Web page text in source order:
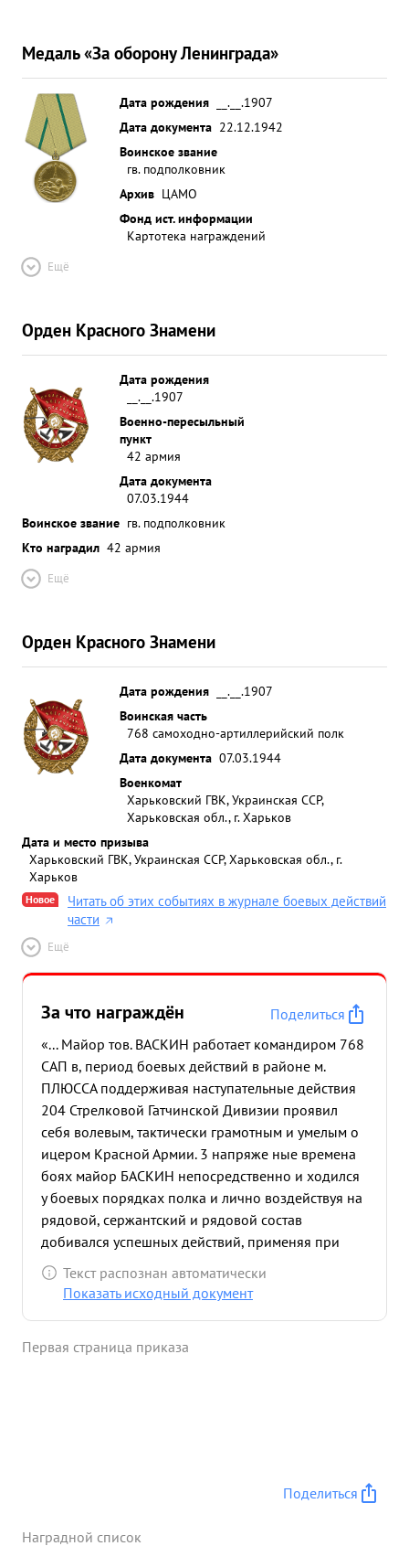
Медаль «За оборону Ленинграда»
Дата рождения
__.__.1907
Дата документа 22.12.1942
Воинское звание
гв. подполковник
Архив ЦАМО
Фонд ист. информации
Картотека награждений
Ещё
Орден Красного Знамени
Дата рождения
__.__.1907
Военно-пересыльный
пункт
42 армия
Дата документа
07.03.1944
Воинское звание гв. подполковник
Кто наградил 42 армия
Ещё
Орден Красного Знамени
Дата рождения
__.__.1907
Воинская часть
768 самоходно-артиллерийский полк
Дата документа 07.03.1944
Военкомат
Харьковский ГВК, Украинская ССР,
Харьковская обл., г. Харьков
Дата и место призыва
Харьковский ГВК, Украинская ССР, Харьковская обл., г.
Харьков
Новое
Читать об этих событиях в журнале боевых действий
части
Ещё
За что награждён
Поделиться
«... Майор тов. ВАСКИН работает командиром 768
САП в, период боевых действий в районе м.
ПЛЮССА поддерживая наступательные действия
204 Стрелковой Гатчинской Дивизии проявил
себя волевым, тактически грамотным и умелым о
ицером Красной Армии. 3 напряже ные времена
боях майор БАСКИН непосредственно и ходился
у боевых порядках полка и лично воздействуя на
рядовой, сержантский и рядовой состав
добивался успешных действий, применяя при
этом сталинское искусство вождения войск
обхода с Флангов по нанесению ударов по
продвижение стрелковых частей проявляя при
противника. Благодаря успешных действий полка
Текст распознан автоматически
Показать исходный документ
Первая страница приказа
Поделиться
Наградной список